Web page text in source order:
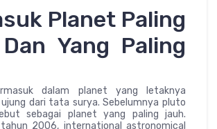
Planet Paling
Yang Paling
dalam planet yang letaknya
ujung dari tata surya. Sebelumnya pluto
sebagai planet yang paling jauh.
2006, international astronomical